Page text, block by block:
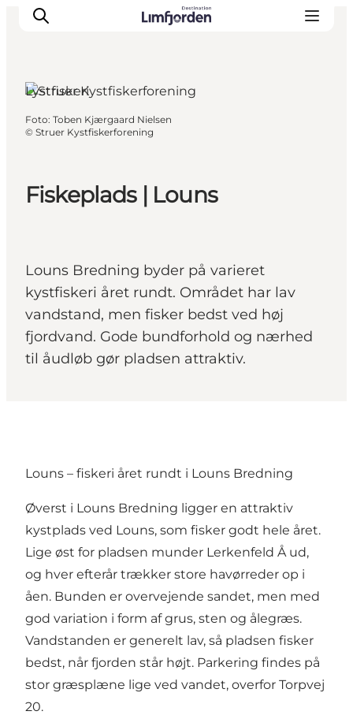
Fiskeplads | Louns
Louns Bredning byder på varieret
kystfiskeri året rundt. Området har lav
vandstand, men fisker bedst ved høj
fjordvand. Gode bundforhold og nærhed
til åudløb gør pladsen attraktiv.
Lystfiskeri
Foto: Toben Kjærgaard Nielsen
© Struer Kystfiskerforening
Louns – fiskeri året rundt i Louns Bredning
Øverst i Louns Bredning ligger en attraktiv
kystplads ved Louns, som fisker godt hele året.
Lige øst for pladsen munder Lerkenfeld Å ud,
og hver efterår trækker store havørreder op i
åen. Bunden er overvejende sandet, men med
god variation i form af grus, sten og ålegræs.
Vandstanden er generelt lav, så pladsen fisker
bedst, når fjorden står højt. Parkering findes på
stor græsplæne lige ved vandet, overfor Torpvej
20.